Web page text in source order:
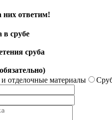
ответим!
срубе
сруба
отделочные материалы